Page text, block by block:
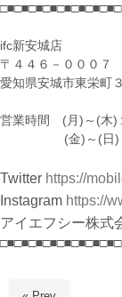
ifc新安城店
〒４４６－０００７
愛知県安城市東栄町
営業時間 (月)～(木)
(金)～(日)１０：
Twitter https://
Instagram https://
アイエフシー株式